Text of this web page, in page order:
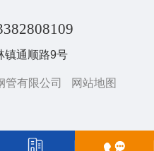
镇通顺路9号
管有限公司 网站地图